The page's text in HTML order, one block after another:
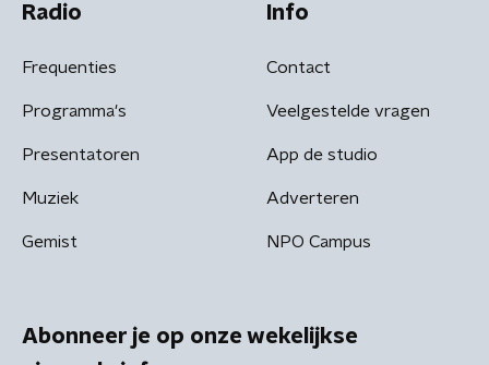
Radio
Frequenties
Programma's
Presentatoren
Muziek
Gemist
Info
Contact
Veelgestelde vragen
App de studio
Adverteren
NPO Campus
Abonneer je op onze wekelijkse